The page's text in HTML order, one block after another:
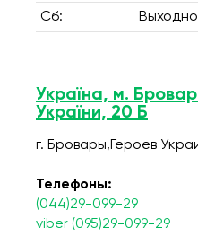
Сб:
Україна, м.
України, 20 Б
г. Бровары,Героев
Телефоны:
(044)29-099-29
viber (095)29-099-29